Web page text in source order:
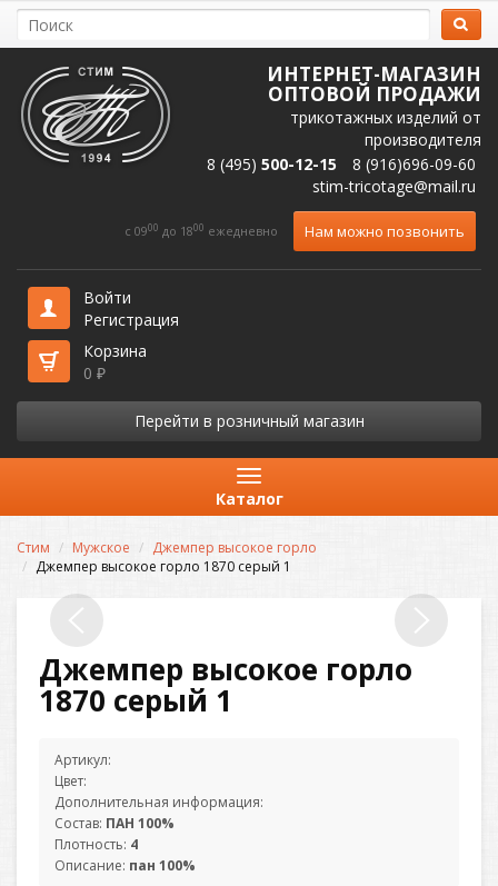
ИНТЕРНЕТ-МАГАЗИН
ОПТОВОЙ ПРОДАЖИ
трикотажных изделий от
производителя
8 (495) 500-12-15
8 (916)696-09-60
stim-tricotage@mail.ru
c 0900 до 1800 ежедневно Нам можно позвонить
Войти
Регистрация
Корзина
0 ₽
Перейти в розничный магазин
Каталог
Стим Мужское
Джемпер высокое горло
Джемпер высокое горло 1870 серый 1
Джемпер высокое горло
1870 серый 1
Артикул:
Цвет:
Дополнительная информация:
Состав: ПАН 100%
Плотность: 4
Описание: пан 100%